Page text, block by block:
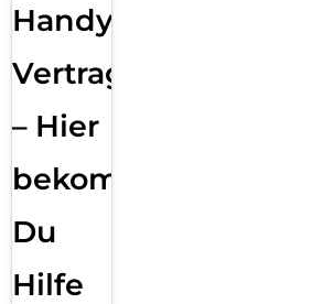
Handy
Vertragsabwicklung
– Hier
bekommst
Du
Hilfe